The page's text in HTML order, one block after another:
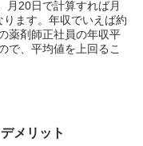
月20日で計算すれば月
ます。年収でいえば約
薬剤師正社員の年収平
で、平均値を上回るこ
メリット